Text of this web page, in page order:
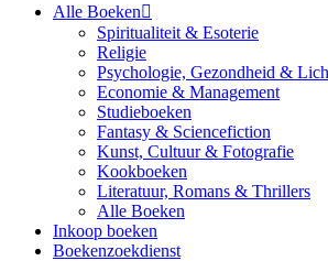
Alle Boeken
Spiritualiteit & Esoterie
Religie
Psychologie, Gezondheid &
Economie & Management
Studieboeken
Fantasy & Sciencefiction
Kunst, Cultuur & Fotografie
Kookboeken
Literatuur, Romans & Thrillers
Alle Boeken
Inkoop boeken
Boekenzoekdienst